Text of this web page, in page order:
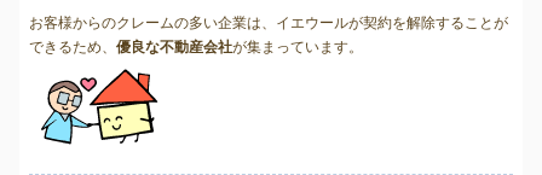
お客様からのクレームの多い企業は、イエウールが契約を解除することが
できるため、 優良な不動産会社が集まっています。